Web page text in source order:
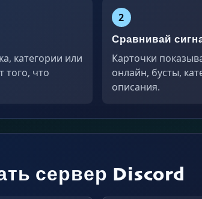
категории или
того, что
2
Сравнивай
Карточки
онлайн, бусты,
описания.
сервер Discord